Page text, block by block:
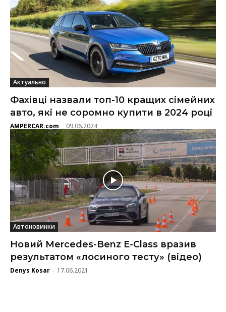
Актуально
Фахівці назвали топ-10 кращих сімейних
авто, які не соромно купити в 2024 році
AMPERCAR.com - 09.06.2024
Автоновинки
Новий Mercedes-Benz E-Class вразив
результатом «лосиного тесту» (відео)
Denys Kosar - 17.06.2021